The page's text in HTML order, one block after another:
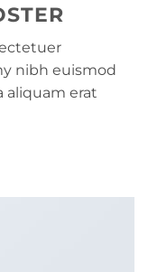
nibh euismod
erat